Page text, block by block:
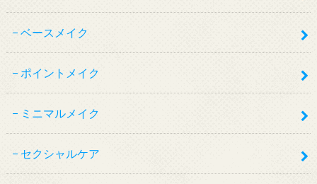
ベースメイク
ポイントメイク
ミニマルメイク
セクシャルケア